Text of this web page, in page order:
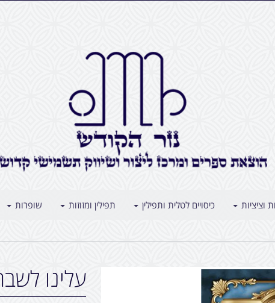
וציציות כיסויים לטלית ותפילין תפילין ומזוזות שופרות
עלינו